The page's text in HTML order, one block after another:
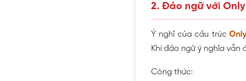
2. Đảo ngữ với
Ý nghĩ của cấu trúc
Khi đảo ngữ ý nghĩa vẫn
Công thức: